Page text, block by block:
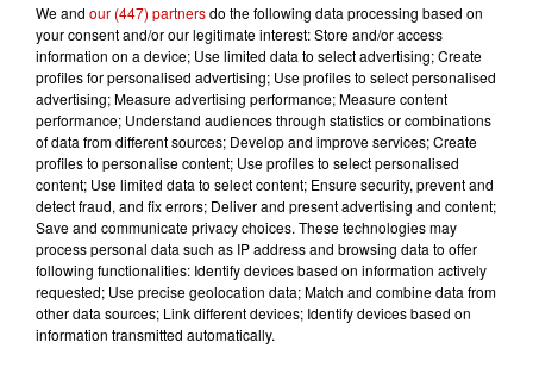
ex-conjoint et dit regretter...
9h45
Cambriolages : plus de 18 000
logements visités en juillet 2026,
en...
7 août 2026
Pape Léon XIV en France : quel
est son programme ?
We and our (447) partnersdo the following data processing based on
your consent and/or our legitimate interest: Store and/or access
information on a device; Use limited data to select advertising; Create
profiles for personalised advertising; Use profiles to select personalised
advertising; Measure advertising performance; Measure content
performance; Understand audiences through statistics or combinations
of data from different sources; Develop and improve services; Create
profiles to personalise content; Use profiles to select personalised
content; Use limited data to select content; Ensure security, prevent and
detect fraud, and fix errors; Deliver and present advertising and content;
Save and communicate privacy choices. These technologies may
process personal data such as IP address and browsing data to offer
following functionalities: Identify devices based on information actively
requested; Use precise geolocation data; Match and combine data from
other data sources; Link different devices; Identify devices based on
information transmitted automatically.